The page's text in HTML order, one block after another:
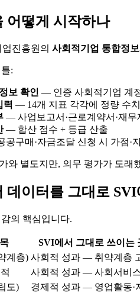
어떻게 시작하나
진흥원의 사회적기업 통합정
:
보 확인 — 인증 사회적기업 계
력 — 14개 지표 각각에 정량 수
— 사업보고서·근로계약서·재
— 합산 점수 + 등급 산출
구매·자금조달 신청 시 가점·
와 별도지만, 의무 평가가 도래
데이터를 그대로 SVI
의 핵심입니다.
SVI에서 그대로 쓰이는
계층) 사회적 성과 — 취약계층
사회적 성과 — 사회서비
도)
경제적 성과 — 영업활동·